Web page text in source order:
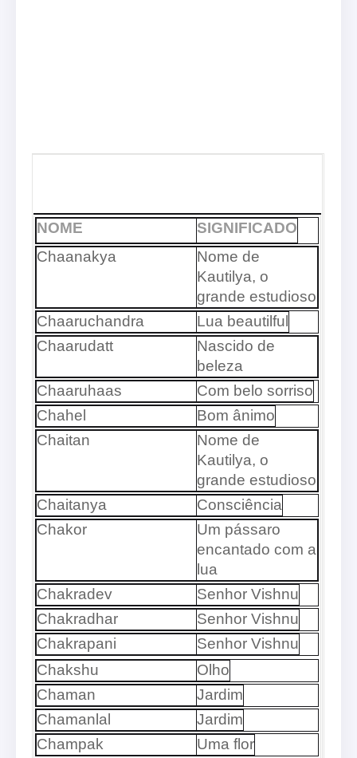
NOME
SIGNIFICADO
Chaanakya
Nome de
Kautilya, o
grande estudioso
Chaaruchandra
Lua beautilful
Chaarudatt
Nascido de
beleza
Chaaruhaas
Com belo sorriso
Chahel
Bom ânimo
Chaitan
Nome de
Kautilya, o
grande estudioso
Chaitanya
Consciência
Chakor
Um pássaro
encantado com a
lua
Chakradev
Senhor Vishnu
Chakradhar
Senhor Vishnu
Chakrapani
Senhor Vishnu
Chakshu
Olho
Chaman
Jardim
Chamanlal
Jardim
Champak
Uma flor